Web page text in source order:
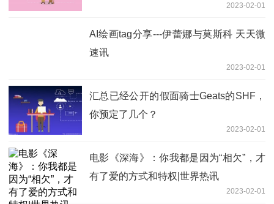
2023-02-01
AI绘画tag分享---伊蕾娜与莫斯科 天天微
速讯
2023-02-01
汇总已经公开的假面骑士Geats的SHF，
你预定了几个？
2023-02-01
电影《深海》：你我都是因为“相欠”，才
有了爱的方式和特权|世界热讯
2023-02-01